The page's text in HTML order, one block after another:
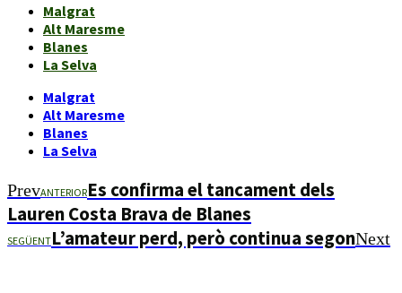
Malgrat
Alt Maresme
Blanes
La Selva
Malgrat
Alt Maresme
Blanes
La Selva
PrevANTERIOREs confirma el tancament dels
Lauren Costa Brava de Blanes
SEGÜENTL’amateur perd, però continua segonNext